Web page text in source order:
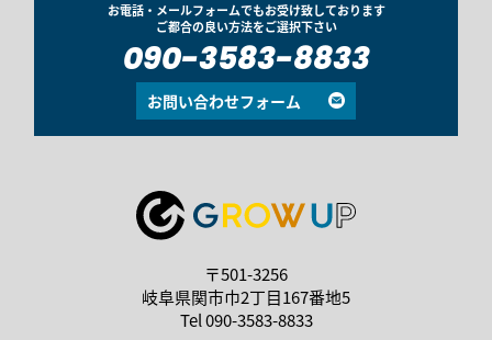
お電話・メールフォームでもお受け致しております
ご都合の良い方法をご選択下さい
090-3583-8833
お問い合わせフォーム
〒501-3256
岐阜県関市巾2丁目167番地5
Tel090-3583-8833